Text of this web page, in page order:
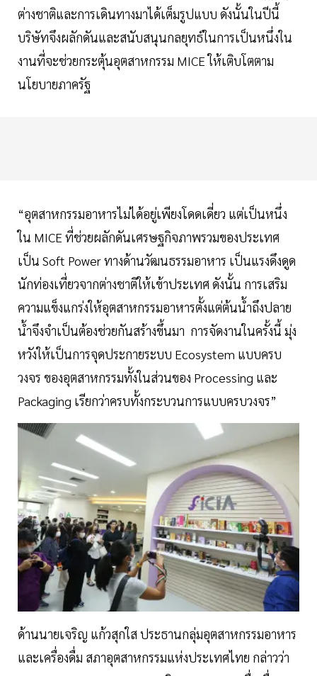
ต่างชาติและการเดินทางมาได้เต็มรูปแบบ ดังนั้นในปีนี้
บริษัทจึงผลักดันและสนับสนุนกลยุทธ์ในการเป็นหนึ่งใน
งานที่จะช่วยกระตุ้นอุตสาหกรรม MICE ให้เติบโตตาม
นโยบายภาครัฐ
“อุตสาหกรรมอาหารไม่ได้อยู่เพียงโดดเดี่ยว แต่เป็นหนึ่ง
ใน MICE ที่ช่วยผลักดันเศรษฐกิจภาพรวมของประเทศ
เป็น Soft Power ทางด้านวัฒนธรรมอาหาร เป็นแรงดึงดูด
นักท่องเที่ยวจากต่างชาติให้เข้าประเทศ ดังนั้น การเสริม
ความแข็งแกร่งให้อุตสาหกรรมอาหารตั้งแต่ต้นน้ำถึงปลาย
น้ำจึงจำเป็นต้องช่วยกันสร้างขึ้นมา การจัดงานในครั้งนี้ มุ่ง
หวังให้เป็นการจุดประกายระบบ Ecosystem แบบครบ
วงจร ของอุตสาหกรรมทั้งในส่วนของ Processing และ
Packaging เรียกว่าครบทั้งกระบวนการแบบครบวงจร”
ด้านนายเจริญ แก้วสุกใส ประธานกลุ่มอุตสาหกรรมอาหาร
และเครื่องดื่ม สภาอุตสาหกรรมแห่งประเทศไทย กล่าวว่า